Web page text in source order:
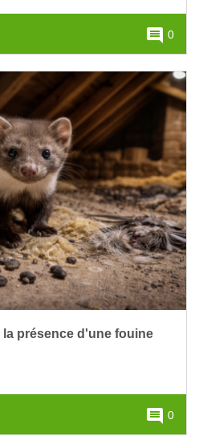
comment 0
présence d'une fouine
comment 0